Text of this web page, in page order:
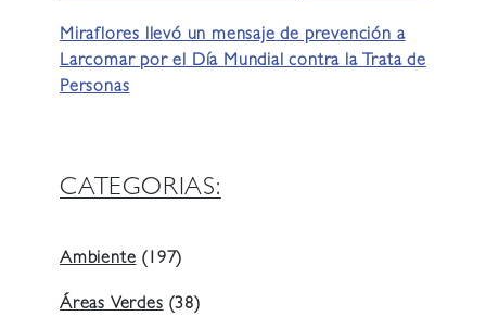
Miraflores llevó un mensaje de prevención a
Larcomar por el Día Mundial contra la Trata de
Personas
CATEGORIAS:
Ambiente(197)
Áreas Verdes(38)